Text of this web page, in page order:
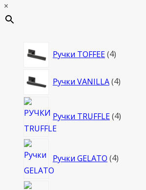
×
Ручки TOFFEE 44
Ручки VANILLA 44
Ручки TRUFFLE 4товара
Ручки GELATO 4товара